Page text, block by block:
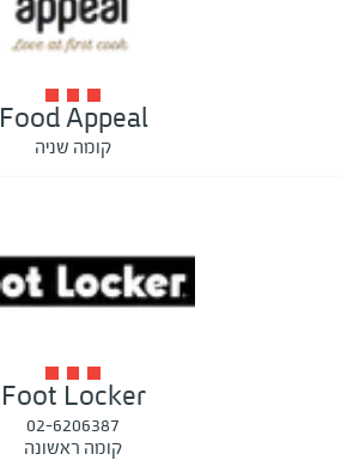
Food Appeal
קומה שניה
Foot Locker
02-6206387
קומה ראשונה